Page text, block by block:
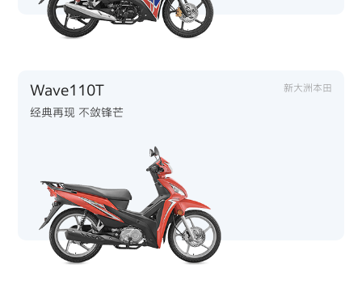
Wave110T 新大洲本田
经典再现 不敛锋芒